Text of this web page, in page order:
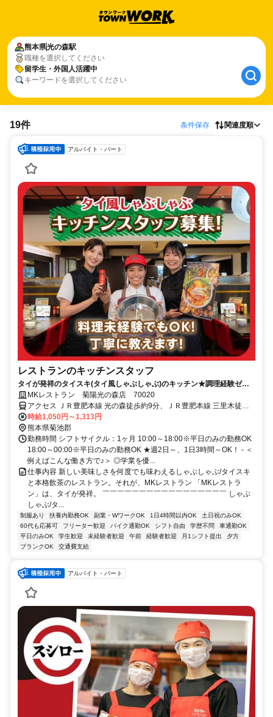
熊本県光の森駅
職種を選択してください
留学生・外国人活躍中
キーワードを選択してください
19件 条件保存 関連度順
アルバイト・パート
レストランのキッチンスタッフ
タイが発祥のタイスキ(タイ風しゃぶしゃぶ)のキッチン★調理経験ゼロ
でもOK！＜幅広い世代が活躍中！＞
MKレストラン 菊陽光の森店 70020
アクセス ＪＲ豊肥本線 光の森徒歩約9分、ＪＲ豊肥本線 三里木徒歩
約18分、ＪＲ豊肥本線 武蔵塚徒歩約26分
時給1,050円～1,313円
熊本県菊池郡
勤務時間 シフトサイクル：1ヶ月 10:00～18:00※平日のみの勤務OK
18:00～00:00※平日のみの勤務OK ★週2日～、1日3時間～OK！ - ＜
例えばこんな働き方で♪＞ ◎学業を優...
仕事内容 新しい美味しさを何度でも味わえるしゃぶしゃぶ/タイスキ
と本格飲茶のレストラン。それが、MKレストラン 「MKレストラ
ン」は、タイが発祥。 ￣￣￣￣￣￣￣￣￣￣￣￣￣￣￣￣￣ しゃぶ
しゃぶ/タ...
制服あり 扶養内勤務OK 副業・WワークOK 1日4時間以内OK
土日祝のみOK
60代も応募可
フリーター歓迎 バイク通勤OK シフト自由 学歴不問
車通勤OK
平日のみOK
学生歓迎 未経験者歓迎 午前 経験者歓迎 月1シフト提出
夕方
ブランクOK
交通費支給
アルバイト・パート